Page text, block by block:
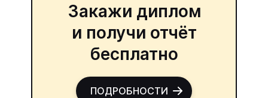
Закажи диплом
и получи отчёт
бесплатно
ПОДРОБНОСТИ